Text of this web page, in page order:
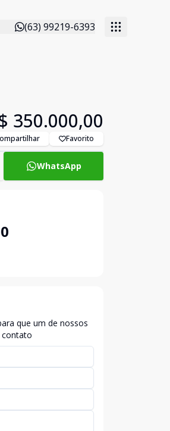
(63) 99219-6393
350.000,00
Favorito
WhatsApp
que um de nossos
contato